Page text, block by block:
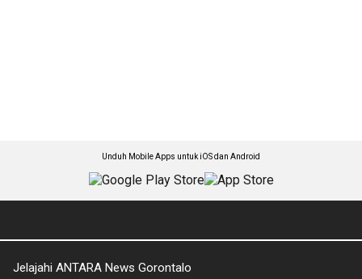
Unduh Mobile Apps untuk iOS dan Android
Jelajahi ANTARA News Gorontalo